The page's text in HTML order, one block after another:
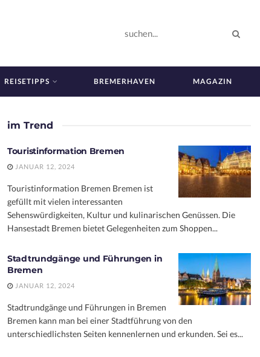
REISETIPPS BREMERHAVEN MAGAZIN
im Trend
Touristinformation Bremen
JANUAR 12, 2024
Touristinformation Bremen Bremen ist
gefüllt mit vielen interessanten
Sehenswürdigkeiten, Kultur und kulinarischen Genüssen. Die
Hansestadt Bremen bietet Gelegenheiten zum Shoppen...
Stadtrundgänge und Führungen in
Bremen
JANUAR 12, 2024
Stadtrundgänge und Führungen in Bremen
Bremen kann man bei einer Stadtführung von den
unterschiedlichsten Seiten kennenlernen und erkunden. Sei es...